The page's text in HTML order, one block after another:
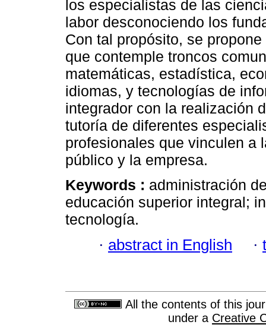
los especialistas de las
labor desconociendo los
Con tal propósito, se
que contemple troncos
matemáticas, estadística,
idiomas, y tecnologías de
integrador con la realización
tutoría de diferentes
profesionales que vinculen a
público y la empresa.
Keywords : administración
educación superior integral;
tecnología.
· abstract in English ·
All the contents of this
under a Creative